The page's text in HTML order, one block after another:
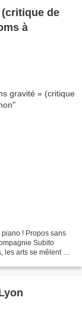
de
à
! Propos sans
Subito
arts se mêlent et